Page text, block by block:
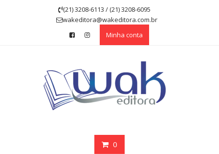
(21) 3208-6113 / (21) 3208-6095
wakeditora@wakeditora.com.br
Minha conta
0